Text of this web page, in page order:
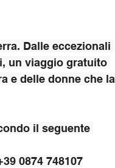
Dalle eccezionali
un viaggio gratuito
e delle donne che la
il seguente
0874 748107